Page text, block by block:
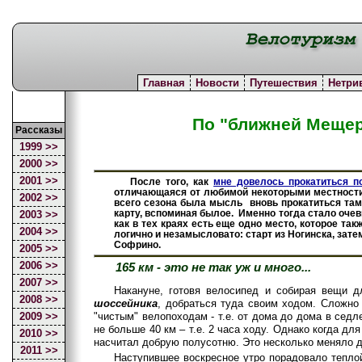
Главная Новости Путешествия
Рассказы
1999 >>
2000 >>
2001 >>
2002 >>
2003 >>
2004 >>
2005 >>
2006 >>
2007 >>
2008 >>
2009 >>
2010 >>
2011 >>
По "ближней
После того, какмне довелось прокатиться
отличающаяся от любимой некоторыми
всего сезона была мысль вновь прокатиться
карту, вспоминая былое. Именно тогда стало
как в тех краях есть еще одно место, которое
логично и незамысловато: старт из Ногинска,
Софрино.
165 км - это не так уж и много...
Накануне, готовя велосипед и собирая
шоссейника , добраться туда своим ходом.
"чистым" велопоходам - т.е. от дома до дома в
не больше 40 км – т.е. 2 часа ходу. Однако когда
насчитал добрую полусотню. Это несколько меняло
Наступившее воскресное утро порадовало